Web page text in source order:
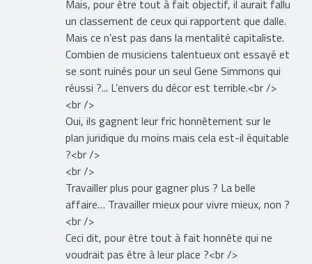
Mais, pour être tout à fait objectif, il aurait fallu
un classement de ceux qui rapportent que dalle.
Mais ce n’est pas dans la mentalité capitaliste.
Combien de musiciens talentueux ont essayé et
se sont ruinés pour un seul Gene Simmons qui
réussi ?... L’envers du décor est terrible.<br />
<br />
Oui, ils gagnent leur fric honnêtement sur le
plan juridique du moins mais cela est-il équitable
?<br />
<br />
Travailler plus pour gagner plus ? La belle
affaire… Travailler mieux pour vivre mieux, non ?
<br />
Ceci dit, pour être tout à fait honnête qui ne
voudrait pas être à leur place ?<br />